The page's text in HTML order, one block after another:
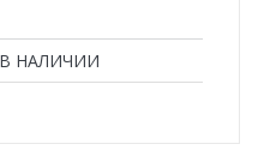
В НАЛИЧИИ